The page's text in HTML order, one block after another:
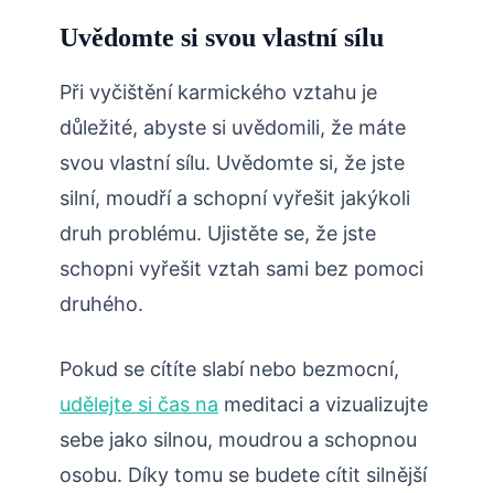
Uvědomte si svou vlastní sílu
Při vyčištění karmického vztahu je
důležité, abyste si uvědomili, že máte
svou vlastní sílu. Uvědomte si, že jste
silní, moudří a schopní vyřešit jakýkoli
druh problému. Ujistěte se, že jste
schopni vyřešit vztah sami bez pomoci
druhého.
Pokud se cítíte slabí nebo bezmocní,
udělejte si čas na meditaci a vizualizujte
sebe jako silnou, moudrou a schopnou
osobu. Díky tomu se budete cítit silnější